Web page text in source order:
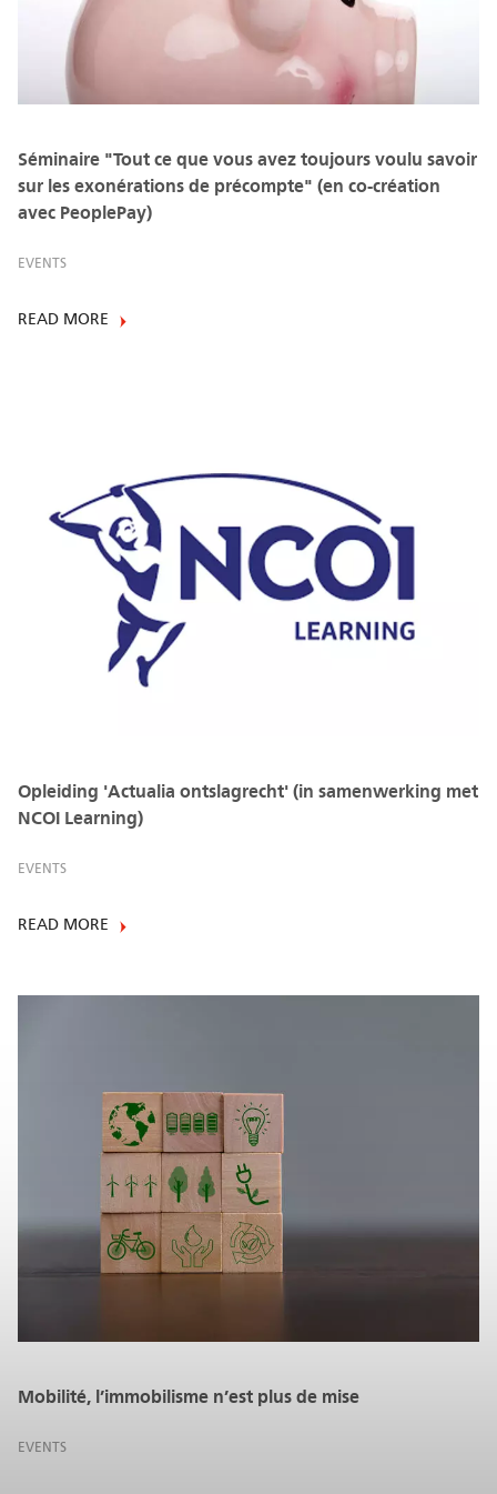
Séminaire "Tout ce que vous avez toujours voulu savoir
sur les exonérations de précompte" (en co-création
avec PeoplePay)
EVENTS
READ MORE
Opleiding 'Actualia ontslagrecht' (in samenwerking met
NCOI Learning)
EVENTS
READ MORE
Mobilité, l’immobilisme n’est plus de mise
EVENTS